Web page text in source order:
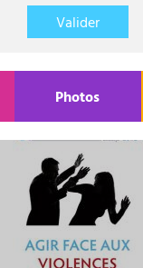
Valider
Photos